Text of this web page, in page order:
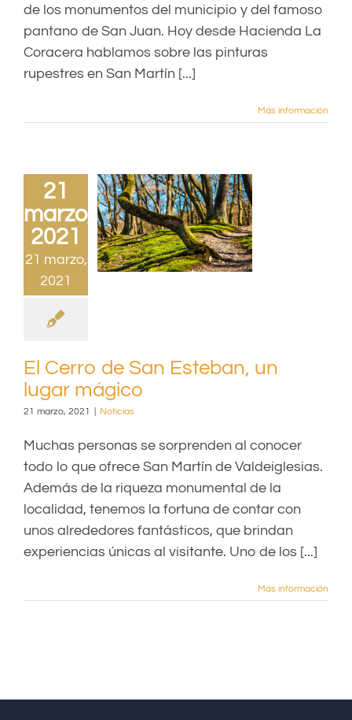
de los monumentos del municipio y del famoso
pantano de San Juan. Hoy desde Hacienda La
Coracera hablamos sobre las pinturas
rupestres en San Martín [...]
Más información
21
marzo,
2021
21 marzo,
2021
El Cerro de San Esteban, un
lugar mágico
21 marzo, 2021 Noticias
Muchas personas se sorprenden al conocer
todo lo que ofrece San Martín de Valdeiglesias.
Además de la riqueza monumental de la
localidad, tenemos la fortuna de contar con
unos alrededores fantásticos, que brindan
experiencias únicas al visitante. Uno de los [...]
Más información